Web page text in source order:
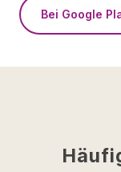
Bei Google